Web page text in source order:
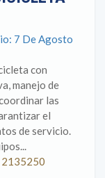
7 De Agosto
con
manejo de
las
el
de servicio.